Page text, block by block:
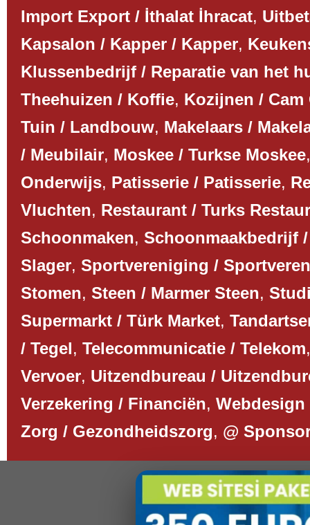
Import Export / İthalat İhracat,
Kapsalon / Kapper / Kapper,
Klussenbedrijf / Reparatie van het
Theehuizen / Koffie, Kozijnen / Cam
Tuin / Landbouw, Makelaars /
/ Meubilair, Moskee / Turkse Moskee
Onderwijs, Patisserie / Patisserie,
Vluchten, Restaurant / Turks
Schoonmaken, Schoonmaakbedrijf
Slager, Sportvereniging /
Stomen, Steen / Marmer Steen,
Supermarkt / Türk Market,
/ Tegel, Telecommunicatie / Telekom
Vervoer, Uitzendbureau /
Verzekering / Financiën, Webdesign
Zorg / Gezondheidszorg, @